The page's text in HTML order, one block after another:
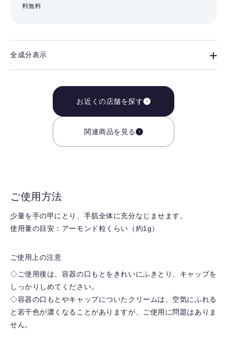
料無料
全成分表示
お近くの店舗を探す
関連商品を見る
ご使用方法
少量を手の甲にとり、手肌全体に充分なじませます。
使用量の目安：アーモンド粒くらい（約1g）
ご使用上の注意
◇ご使用後は、容器の口もとをきれいにふきとり、キャップを
しっかりしめてください。
◇容器の口もとやキャップについたクリームは、空気にふれる
と若干色が濃くなることがありますが、ご使用に問題はありま
せん。